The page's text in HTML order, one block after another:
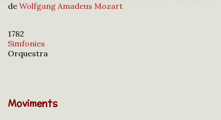
de Wolfgang Amadeus Mozart
1782
Simfonies
Orquestra
Moviments